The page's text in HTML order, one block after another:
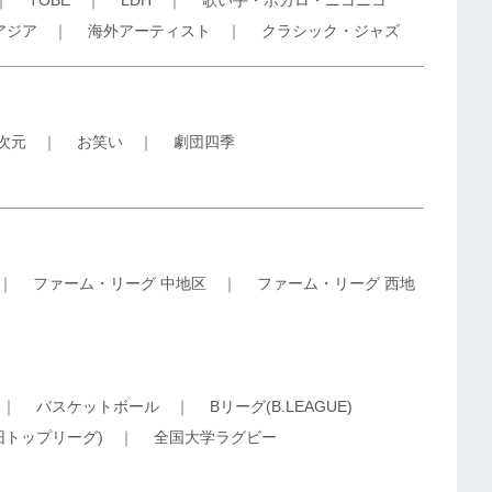
ジア ｜ 海外アーティスト ｜ クラシック・ジャズ
元 ｜ お笑い ｜ 劇団四季
ファーム・リーグ 中地区 ｜ ファーム・リーグ 西地
バスケットボール ｜ Bリーグ(B.LEAGUE)
トップリーグ) ｜ 全国大学ラグビー